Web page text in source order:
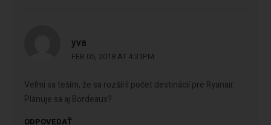
yva
FEB 05, 2018 AT 4:31PM
Veľmi sa teším, že sa rozšíril počet destinácií pre Ryanair.
Plánuje sa aj Bordeaux?
ODPOVEDAŤ